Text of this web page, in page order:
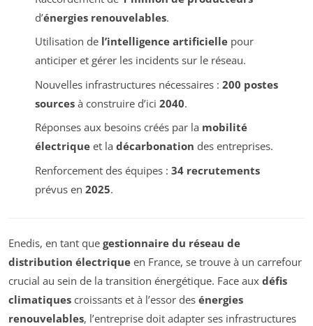
d’énergies renouvelables.
Utilisation de l’intelligence artificiellepour
anticiper et gérer les incidents sur le réseau.
Nouvelles infrastructures nécessaires : 200 postes
sourcesà construire d’ici 2040.
Réponses aux besoins créés par la mobilité
électriqueet la décarbonation des entreprises.
Renforcement des équipes : 34 recrutements
prévus en 2025.
Enedis, en tant que gestionnaire du réseau de
distribution électrique en France, se trouve à un carrefour
crucial au sein de la transition énergétique. Face aux défis
climatiques croissants et à l’essor des énergies
renouvelables, l’entreprise doit adapter ses infrastructures